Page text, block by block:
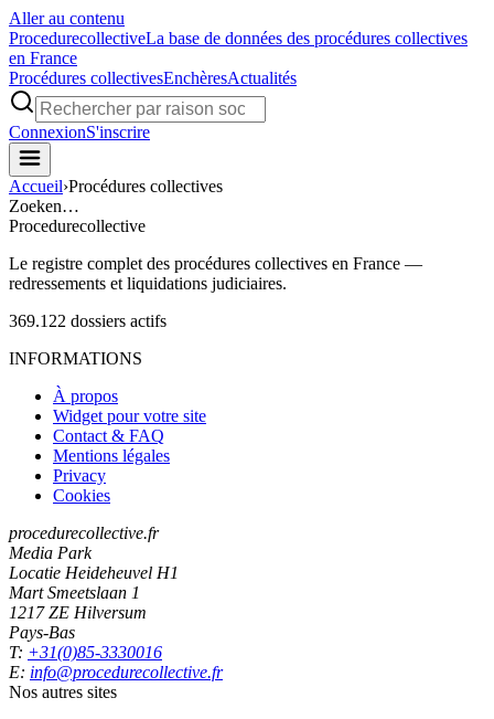
Aller au contenu
ProcedurecollectiveLa base de données des procédures collectives
en France
Procédures collectivesEnchèresActualités
ConnexionS'inscrire
Accueil›Procédures collectives
Zoeken…
Procedurecollective
Le registre complet des procédures collectives en France —
redressements et liquidations judiciaires.
369.122 dossiers actifs
INFORMATIONS
À propos
Widget pour votre site
Contact & FAQ
Mentions légales
Privacy
Cookies
procedurecollective.fr
Media Park
Locatie Heideheuvel H1
Mart Smeetslaan 1
1217 ZE Hilversum
Pays-Bas
T: +31(0)85-3330016
E: info@procedurecollective.fr
Nos autres sites